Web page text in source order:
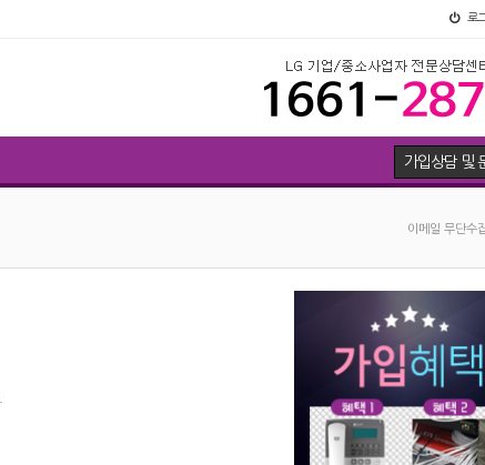
로
가입상담 및
이메일 무단수